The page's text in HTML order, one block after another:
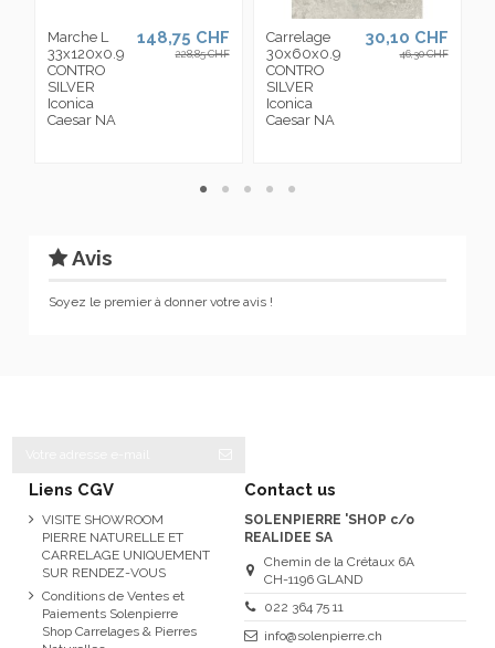
Marche L
33x120x0.9
CONTRO
SILVER
Iconica
Caesar NA
148,75 CHF
228,85 CHF
Carrelage
30x60x0.9
CONTRO
SILVER
Iconica
Caesar NA
30,10 CHF
46,30 CHF
Avis
Soyez le premier à donner votre avis !
Liens CGV
VISITE SHOWROOM
PIERRE NATURELLE ET
CARRELAGE UNIQUEMENT
SUR RENDEZ-VOUS
Conditions de Ventes et
Paiements Solenpierre
Shop Carrelages & Pierres
Contact us
SOLENPIERRE 'SHOP c/o
REALIDEE SA
Chemin de la Crétaux 6A
CH-1196 GLAND
022 364 75 11
info@solenpierre.ch